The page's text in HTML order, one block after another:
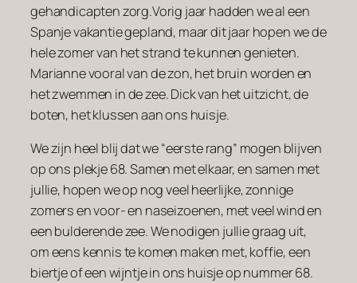
gehandicapten zorg.Vorig jaar hadden we al een
Spanje vakantie gepland, maar dit jaar hopen we de
hele zomer van het strand te kunnen genieten.
Marianne vooral van de zon, het bruin worden en
het zwemmen in de zee. Dick van het uitzicht, de
boten, het klussen aan ons huisje.
We zijn heel blij dat we “eerste rang” mogen blijven
op ons plekje 68. Samen met elkaar, en samen met
jullie, hopen we op nog veel heerlijke, zonnige
zomers en voor- en naseizoenen, met veel wind en
een bulderende zee. We nodigen jullie graag uit,
om eens kennis te komen maken met, koffie, een
biertje of een wijntje in ons huisje op nummer 68.